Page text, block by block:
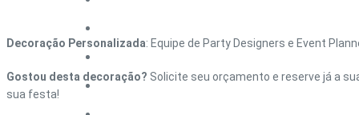
HOME – FORMATURA
Decoração Personalizada: Equipe de Party Designers e Event
Gostou desta decoração? Solicite seu orçamento e reserve já a
sua festa!